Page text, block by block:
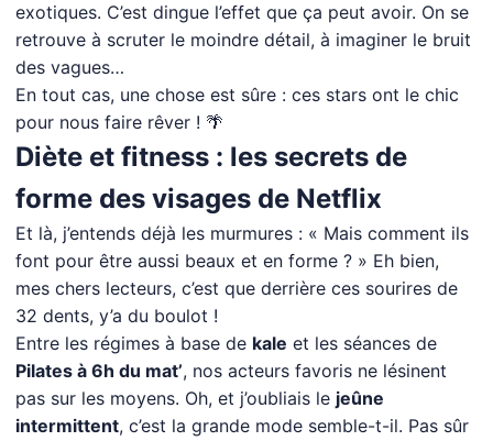
exotiques. C’est dingue l’effet que ça peut avoir. On se
retrouve à scruter le moindre détail, à imaginer le bruit
des vagues…
En tout cas, une chose est sûre : ces stars ont le chic
pour nous faire rêver ! 🌴
Diète et fitness : les secrets de
forme des visages de Netflix
Et là, j’entends déjà les murmures : « Mais comment ils
font pour être aussi beaux et en forme ? » Eh bien,
mes chers lecteurs, c’est que derrière ces sourires de
32 dents, y’a du boulot !
Entre les régimes à base de kale et les séances de
Pilates à 6h du mat’, nos acteurs favoris ne lésinent
pas sur les moyens. Oh, et j’oubliais le jeûne
intermittent, c’est la grande mode semble-t-il. Pas sûr